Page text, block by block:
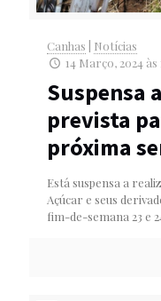
Canhas
Notícias
14 Março, 2024 às
Suspensa
prevista
próxima
Está suspensa a
Açúcar e seus
fim-de-semana 23 e